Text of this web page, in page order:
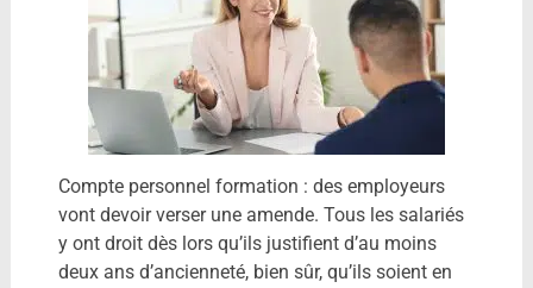
Compte personnel formation : des employeurs
vont devoir verser une amende. Tous les salariés
y ont droit dès lors qu’ils justifient d’au moins
deux ans d’ancienneté, bien sûr, qu’ils soient en